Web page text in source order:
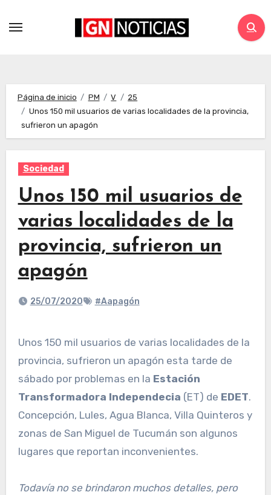
Página de inicio PM V
25
Unos 150 mil usuarios de varias localidades de la provincia,
sufrieron un apagón
Sociedad
Unos 150 mil usuarios de
varias localidades de la
provincia, sufrieron un
apagón
25/07/2020 #Aapagón
Unos 150 mil usuarios de varias localidades de la
provincia, sufrieron un apagón esta tarde de
sábado por problemas en la Estación
Transformadora Independecia (ET) de EDET.
Concepción, Lules, Agua Blanca, Villa Quinteros y
zonas de San Miguel de Tucumán son algunos
lugares que reportan inconvenientes.
Todavía no se brindaron muchos detalles, pero